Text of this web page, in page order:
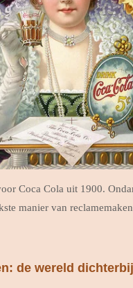
Coca Cola uit 1900.
manier van
de wereld dichterbij